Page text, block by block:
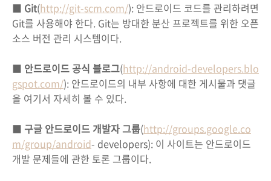
■ Git(http://git-scm.com/): 안드로이드 코드를 관리하려면
Git를 사용해야 한다. Git는 방대한 분산 프로젝트를 위한 오픈
소스 버전 관리 시스템이다.
■ 안드로이드 공식 블로그(http://android-developers.blo
gspot.com/): 안드로이드의 내부 사항에 대한 게시물과 댓글
을 여기서 자세히 볼 수 있다.
■ 구글 안드로이드 개발자 그룹(http://groups.google.co
m/group/android- developers): 이 사이트는 안드로이드
개발 문제들에 관한 토론 그룹이다.